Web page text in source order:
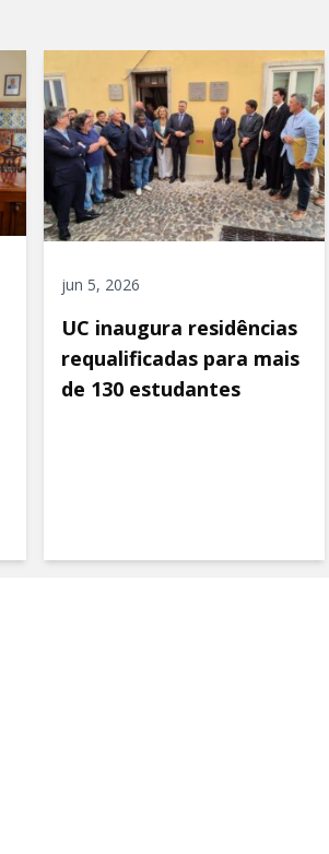
jun 5, 2026
UC inaugura residências
requalificadas para mais
de 130 estudantes